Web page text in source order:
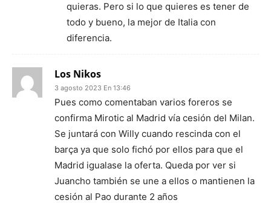
quieras. Pero si lo que quieres es tener de
todo y bueno, la mejor de Italia con
diferencia.
Los Nikos
3 agosto 2023 En 13:46
Pues como comentaban varios foreros se
confirma Mirotic al Madrid vía cesión del Milan.
Se juntará con Willy cuando rescinda con el
barça ya que solo fichó por ellos para que el
Madrid igualase la oferta. Queda por ver si
Juancho también se une a ellos o mantienen la
cesión al Pao durante 2 años